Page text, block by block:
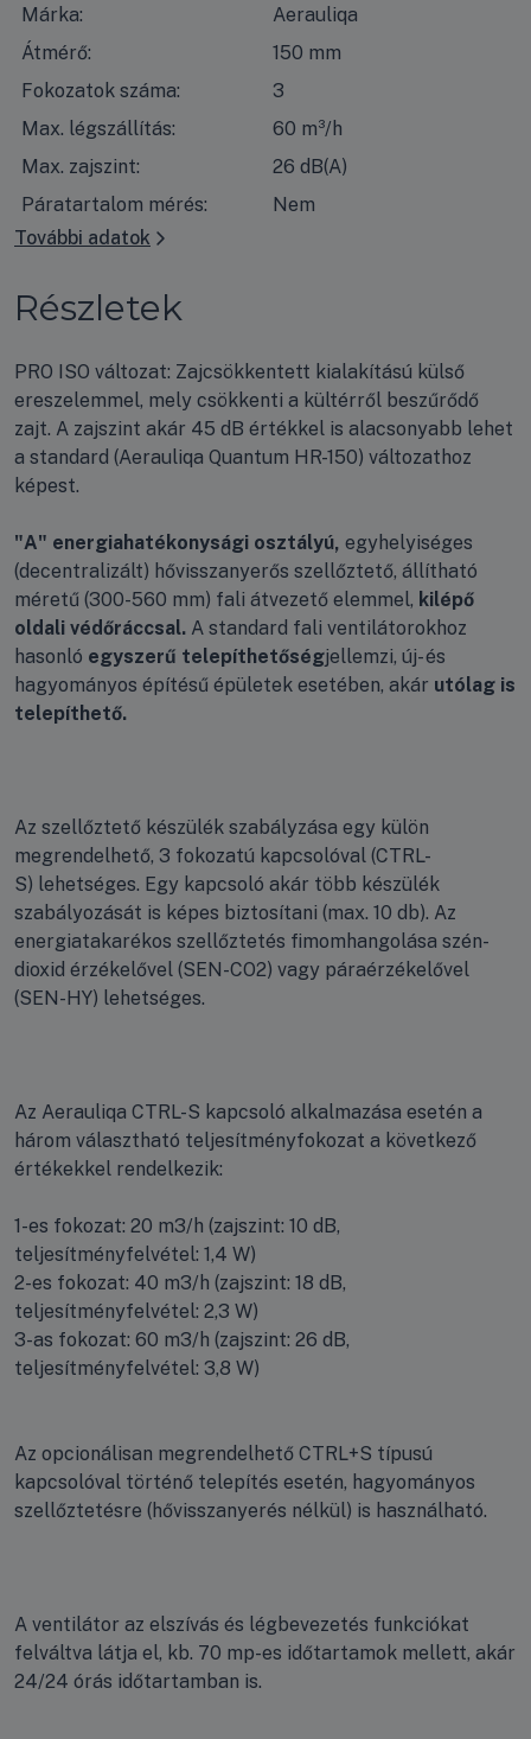
Márka:
Aerauliqa
Átmérő:
150 mm
Fokozatok száma:
3
Max. légszállítás:
60 m³/h
Max. zajszint:
26 dB(A)
Páratartalom mérés:
Nem
További adatok
Részletek
PRO ISO változat: Zajcsökkentett kialakítású külső
ereszelemmel, mely csökkenti a kültérről beszűrődő
zajt. A zajszint akár 45 dB értékkel is alacsonyabb lehet
a standard (Aerauliqa Quantum HR-150) változathoz
képest.
"A" energiahatékonysági osztályú, egyhelyiséges
(decentralizált) hővisszanyerős szellőztető, állítható
méretű (300-560 mm) fali átvezető elemmel, kilépő
oldali védőráccsal. A standard fali ventilátorokhoz
hasonló egyszerű telepíthetőségjellemzi, új- és
hagyományos építésű épületek esetében, akár utólag is
telepíthető.
Az szellőztető készülék szabályzása egy külön
megrendelhető, 3 fokozatú kapcsolóval (CTRL-
S) lehetséges. Egy kapcsoló akár több készülék
szabályozását is képes biztosítani (max. 10 db). Az
energiatakarékos szellőztetés fimomhangolása szén-
dioxid érzékelővel (SEN-CO2) vagy páraérzékelővel
(SEN-HY) lehetséges.
Az Aerauliqa CTRL-S kapcsoló alkalmazása esetén a
három választható teljesítményfokozat a következő
értékekkel rendelkezik:
1-es fokozat: 20 m3/h (zajszint: 10 dB,
teljesítményfelvétel: 1,4 W)
2-es fokozat: 40 m3/h (zajszint: 18 dB,
teljesítményfelvétel: 2,3 W)
3-as fokozat: 60 m3/h (zajszint: 26 dB,
teljesítményfelvétel: 3,8 W)
Az opcionálisan megrendelhető CTRL+S típusú
kapcsolóval történő telepítés esetén, hagyományos
szellőztetésre (hővisszanyerés nélkül) is használható.
A ventilátor az elszívás és légbevezetés funkciókat
felváltva látja el, kb. 70 mp-es időtartamok mellett, akár
24/24 órás időtartamban is.